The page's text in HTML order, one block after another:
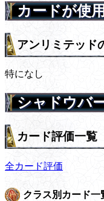
カードが使
アンリミテッド
特になし
シャドウバ
カード評価一覧
全カード評価
クラス別カード一